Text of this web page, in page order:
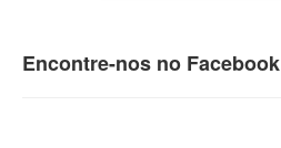
Encontre-nos no Facebook